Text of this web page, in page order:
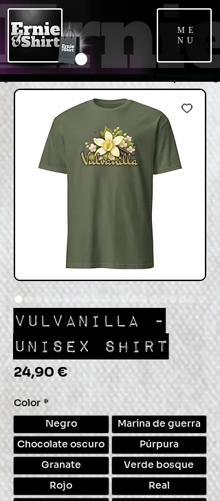
ME
NU
VULVANILLA -
UNISEX SHIRT
24,90 €Precio
Color *
Negro Marina de guerra
Chocolate oscuro Púrpura
Granate Verde bosque
Rojo Real